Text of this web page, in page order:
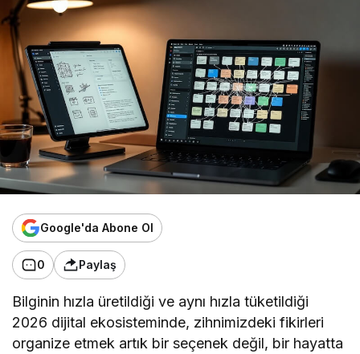
Google'da Abone Ol
0 Paylaş
Bilginin hızla üretildiği ve aynı hızla tüketildiği
2026 dijital ekosisteminde, zihnimizdeki fikirleri
organize etmek artık bir seçenek değil, bir hayatta